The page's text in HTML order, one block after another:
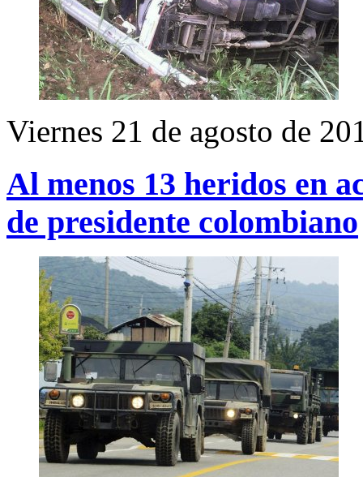
Viernes 21 de agosto de
Al menos 13 heridos en
de presidente colombiano